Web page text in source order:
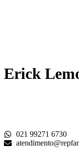
Erick
021 99271 6730